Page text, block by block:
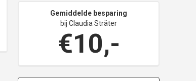
Gemiddelde besparing
bij Claudia Sträter
€10,-